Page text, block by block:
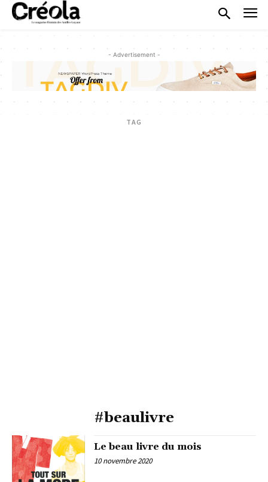
- Advertisement -
TAG
#beaulivre
Le beau livre du mois
10 novembre 2020